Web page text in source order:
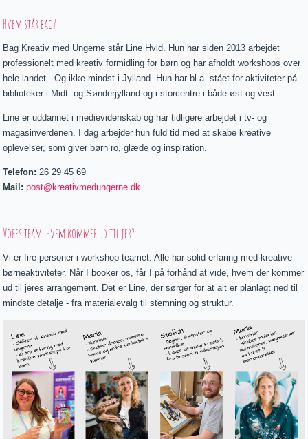
Hvem står bag?
Bag Kreativ med Ungerne står Line Hvid. Hun har siden 2013 arbejdet
professionelt med kreativ formidling for børn og har afholdt workshops over
hele landet.. Og ikke mindst i Jylland. Hun har bl.a. stået for aktiviteter på
biblioteker i Midt- og Sønderjylland og i storcentre i både øst og vest.
Line er uddannet i medievidenskab og har tidligere arbejdet i tv- og
magasinverdenen. I dag arbejder hun fuld tid med at skabe kreative
oplevelser, som giver børn ro, glæde og inspiration.
Telefon: 26 29 45 69
Mail: post@kreativmedungerne.dk
Vores team: Hvem kommer ud til jer?
Vi er fire personer i workshop-teamet. Alle har solid erfaring med kreative
børneaktiviteter. Når I booker os, får I på forhånd at vide, hvem der kommer
ud til jeres arrangement. Det er Line, der sørger for at alt er planlagt ned til
mindste detalje - fra materialevalg til stemning og struktur.